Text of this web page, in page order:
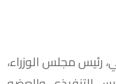
رئيس مجلس الوزراء،